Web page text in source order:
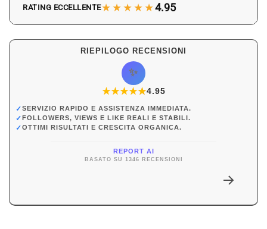
RATING ECCELLENTE★★★★★4.95
RIEPILOGO RECENSIONI
✨
★★★★★
★4.95
✓SERVIZIO RAPIDO E ASSISTENZA IMMEDIATA.
✓FOLLOWERS, VIEWS E LIKE REALI E STABILI.
✓OTTIMI RISULTATI E CRESCITA ORGANICA.
REPORT AI
BASATO SU 1346 RECENSIONI